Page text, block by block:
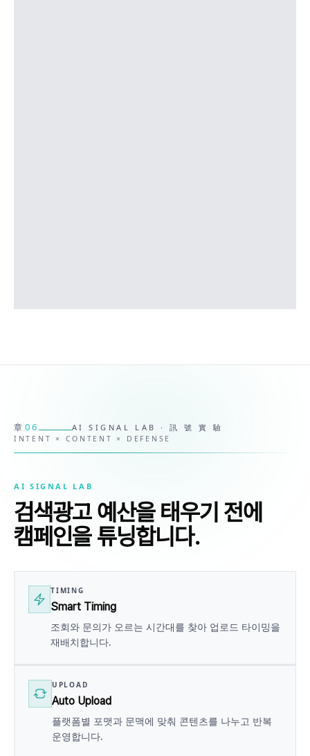
章06 AI SIGNAL LAB · 訊 號 實 驗
INTENT × CONTENT × DEFENSE
AI SIGNAL LAB
검색광고 예산을 태우기 전에
캠페인을 튜닝합니다.
TIMING
Smart Timing
조회와 문의가 오르는 시간대를 찾아 업로드 타이밍을
재배치합니다.
UPLOAD
Auto Upload
플랫폼별 포맷과 문맥에 맞춰 콘텐츠를 나누고 반복
운영합니다.